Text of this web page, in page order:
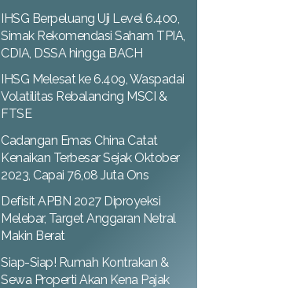
IHSG Berpeluang Uji Level 6.400,
Simak Rekomendasi Saham TPIA,
CDIA, DSSA hingga BACH
IHSG Melesat ke 6.409, Waspadai
Volatilitas Rebalancing MSCI &
FTSE
Cadangan Emas China Catat
Kenaikan Terbesar Sejak Oktober
2023, Capai 76,08 Juta Ons
Defisit APBN 2027 Diproyeksi
Melebar, Target Anggaran Netral
Makin Berat
Siap-Siap! Rumah Kontrakan &
Sewa Properti Akan Kena Pajak